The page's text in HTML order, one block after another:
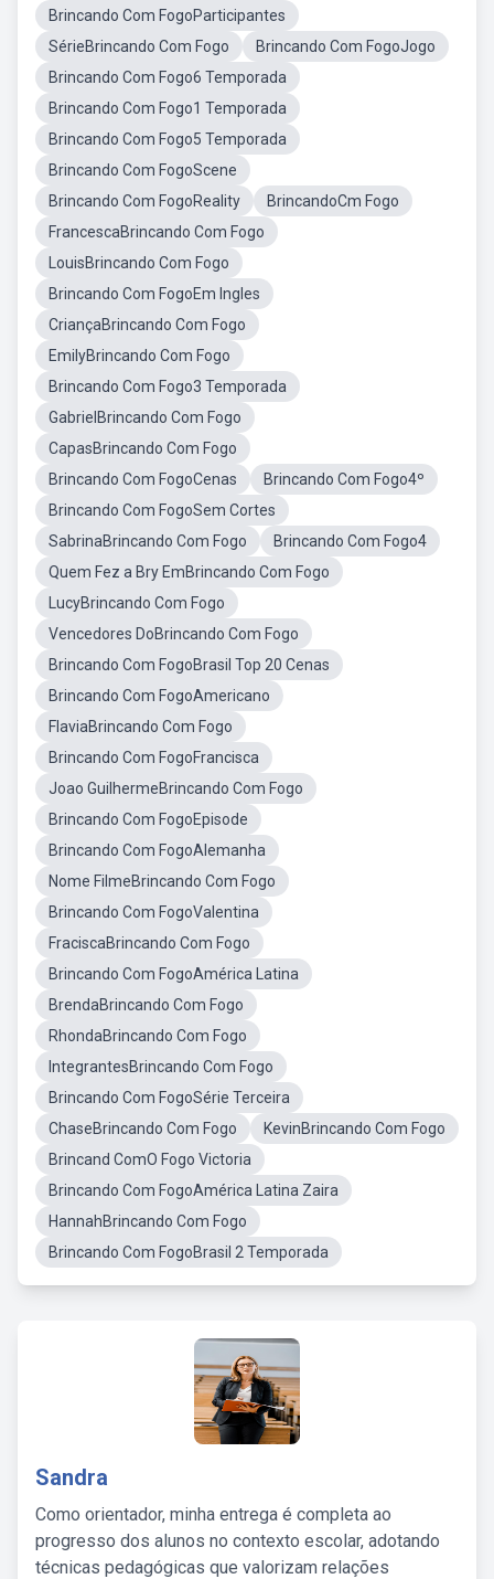
Brincando Com FogoParticipantes
SérieBrincando Com Fogo
Brincando Com FogoJogo
Brincando Com Fogo6 Temporada
Brincando Com Fogo1 Temporada
Brincando Com Fogo5 Temporada
Brincando Com FogoScene
Brincando Com FogoReality
BrincandoCm Fogo
FrancescaBrincando Com Fogo
LouisBrincando Com Fogo
Brincando Com FogoEm Ingles
CriançaBrincando Com Fogo
EmilyBrincando Com Fogo
Brincando Com Fogo3 Temporada
GabrielBrincando Com Fogo
CapasBrincando Com Fogo
Brincando Com FogoCenas
Brincando Com Fogo4º
Brincando Com FogoSem Cortes
SabrinaBrincando Com Fogo
Brincando Com Fogo4
Quem Fez a Bry EmBrincando Com Fogo
LucyBrincando Com Fogo
Vencedores DoBrincando Com Fogo
Brincando Com FogoBrasil Top 20 Cenas
Brincando Com FogoAmericano
FlaviaBrincando Com Fogo
Brincando Com FogoFrancisca
Joao GuilhermeBrincando Com Fogo
Brincando Com FogoEpisode
Brincando Com FogoAlemanha
Nome FilmeBrincando Com Fogo
Brincando Com FogoValentina
FraciscaBrincando Com Fogo
Brincando Com FogoAmérica Latina
BrendaBrincando Com Fogo
RhondaBrincando Com Fogo
IntegrantesBrincando Com Fogo
Brincando Com FogoSérie Terceira
ChaseBrincando Com Fogo
KevinBrincando Com Fogo
Brincand ComO Fogo Victoria
Brincando Com FogoAmérica Latina Zaira
HannahBrincando Com Fogo
Brincando Com FogoBrasil 2 Temporada
Sandra
Como orientador, minha entrega é completa ao
progresso dos alunos no contexto escolar, adotando
técnicas pedagógicas que valorizam relações